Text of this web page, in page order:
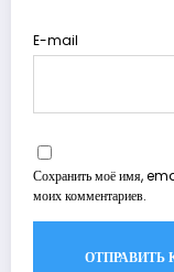
E-mail
Сохранить моё имя,
моих комментариев.